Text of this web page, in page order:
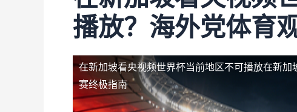
播放？海外党体育
在新加坡看央视频世界杯当前地区不可播放在新加
赛终极指南